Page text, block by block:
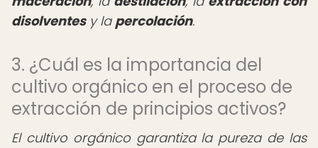
disolventesy la percolación.
3. ¿Cuál es la importancia del
cultivo orgánico en el proceso de
extracción de principios activos?
El cultivo orgánico garantiza la pureza de las